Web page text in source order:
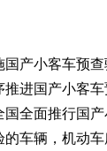
国产小客车预
进国产小客
全面推行国
的车辆，机动